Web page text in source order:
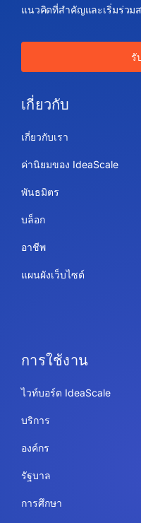
แนวคิดที่สำคัญและเริ่มร่วม
รั
เกี่ยวกับ
เกี่ยวกับเรา
ค่านิยมของ IdeaScale
พันธมิตร
บล็อก
อาชีพ
แผนผังเว็บไซต์
การใช้งาน
ไวท์บอร์ด IdeaScale
บริการ
องค์กร
รัฐบาล
การศึกษา